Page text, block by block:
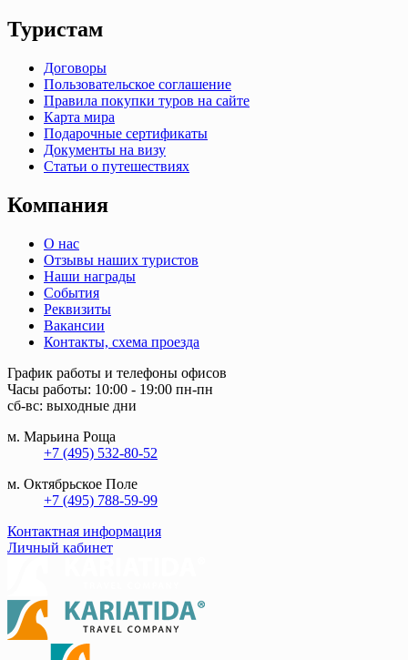
Туристам
Договоры
Пользовательское соглашение
Правила покупки туров на сайте
Карта мира
Подарочные сертификаты
Документы на визу
Статьи о путешествиях
Компания
О нас
Отзывы наших туристов
Наши награды
События
Реквизиты
Вакансии
Контакты, схема проезда
График работы и телефоны офисов
Часы работы: 10:00 - 19:00 пн-пн
сб-вс: выходные дни
м. Марьина Роща
+7 (495) 532-80-52
м. Октябрьское Поле
+7 (495) 788-59-99
Контактная информация
Личный кабинет